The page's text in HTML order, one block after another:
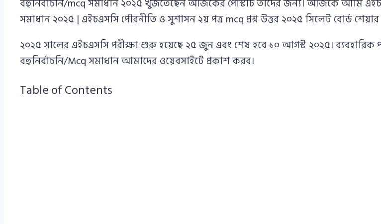
বহুনির্বাচনি/mcq সমাধান ২০২৫ খুঁজতেছেন আজকের পোস্টটি তাদের জন্য। আজকে আমি
সমাধান ২০২৫ | এইচএসসি পৌরনীতি ও সুশাসন ২য় পত্র mcq প্রশ্ন উত্তর ২০২৫ সিলেট বোর্ড
২০২৫ সালের এইচএসসি পরীক্ষা শুরু হয়েছে ২৫ জুন এবং শেষ হবে ১০ আগস্ট ২০২৫। ব্যবহারিক
বহুনির্বাচনি/Mcq সমাধান আমাদের ওয়েবসাইটে প্রকাশ করব।
Table of Contents